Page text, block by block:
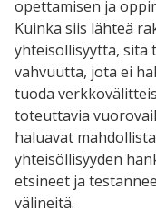
opettamisen ja
Kuinka siis lähteä
yhteisöllisyyttä, sitä
vahvuutta, jota ei
tuoda
toteuttavia
haluavat
yhteisöllisyyden
etsineet ja
välineitä.